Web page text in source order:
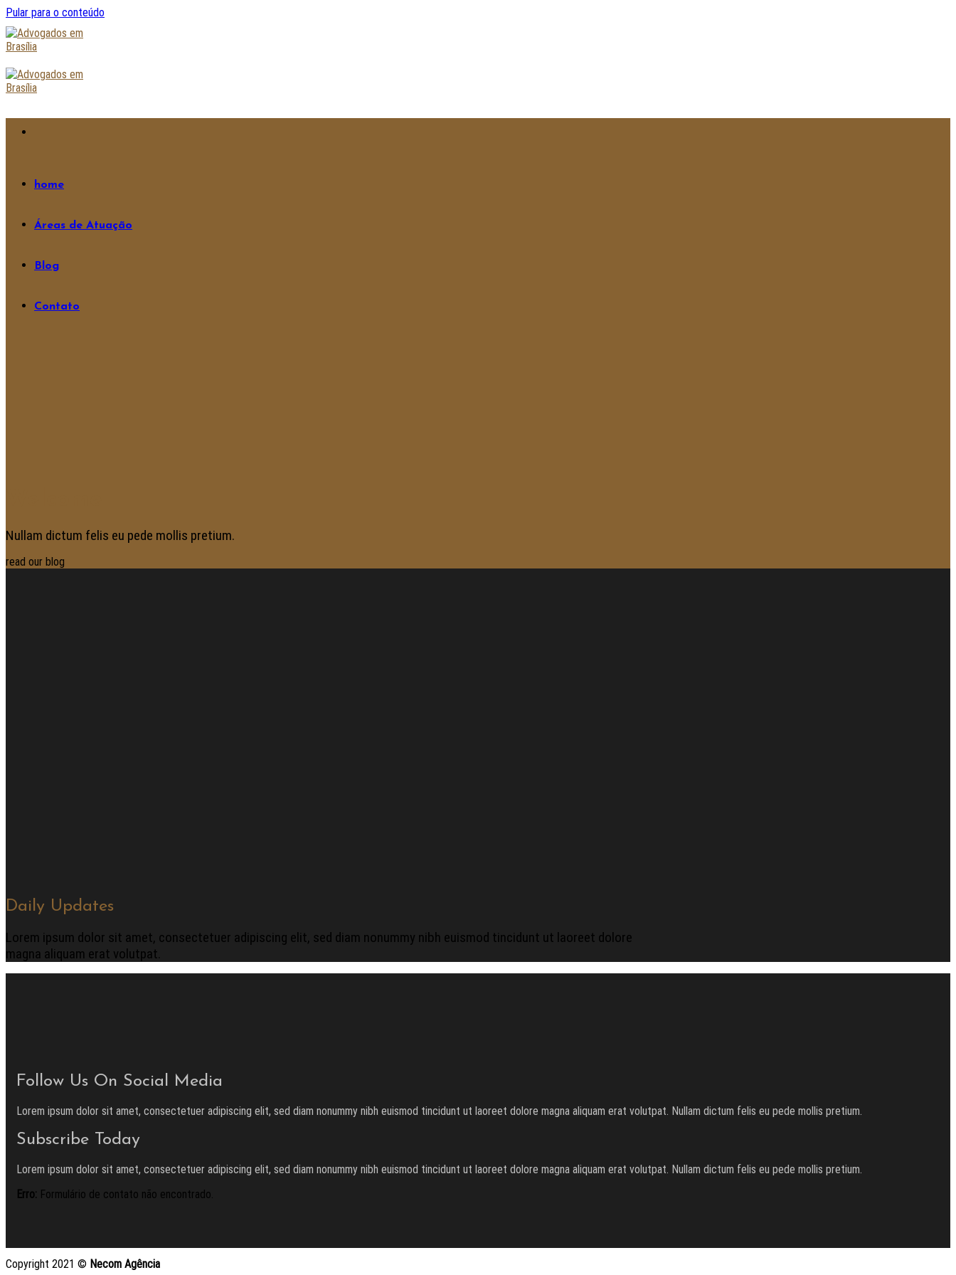
Pular para o conteúdo
home
Áreas de Atuação
Blog
Contato
Nullam dictum felis eu pede mollis pretium.
read our blog
Daily Updates
Lorem ipsum dolor sit amet, consectetuer adipiscing elit, sed diam nonummy nibh euismod tincidunt ut laoreet dolore
magna aliquam erat volutpat.
Follow Us On Social Media
Lorem ipsum dolor sit amet, consectetuer adipiscing elit, sed diam nonummy nibh euismod tincidunt ut laoreet dolore magna aliquam erat volutpat. Nullam dictum felis eu pede mollis pretium.
Subscribe Today
Lorem ipsum dolor sit amet, consectetuer adipiscing elit, sed diam nonummy nibh euismod tincidunt ut laoreet dolore magna aliquam erat volutpat. Nullam dictum felis eu pede mollis pretium.
Erro: Formulário de contato não encontrado.
Copyright 2021 © Necom Agência